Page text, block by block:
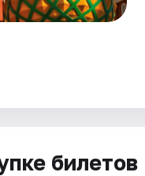
билетов